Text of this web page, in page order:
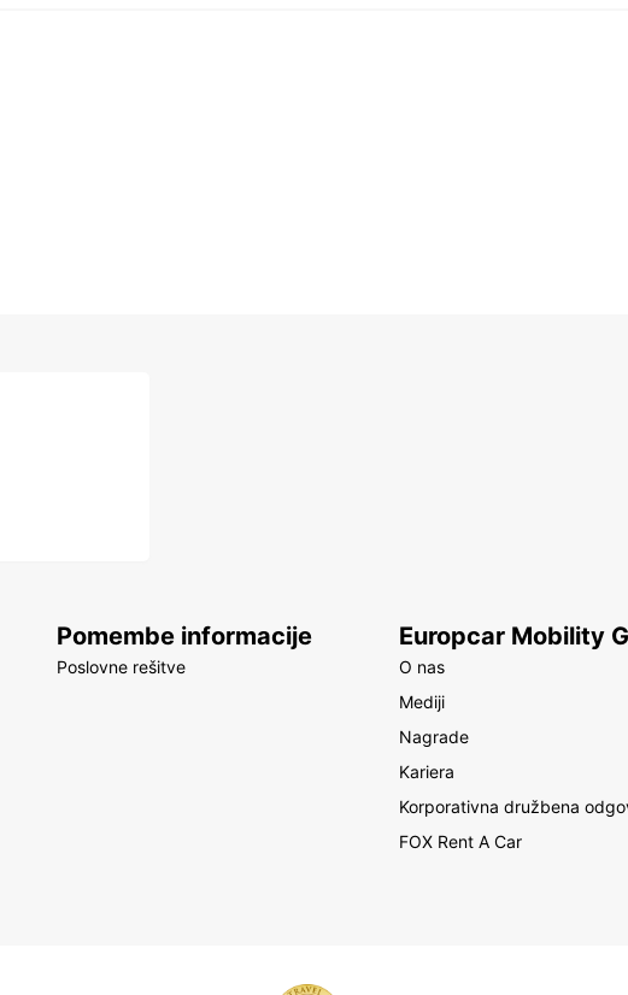
Pomembe informacije
Poslovne rešitve
Europcar Mobility
O nas
Mediji
Nagrade
Kariera
Korporativna družbena
FOX Rent A Car